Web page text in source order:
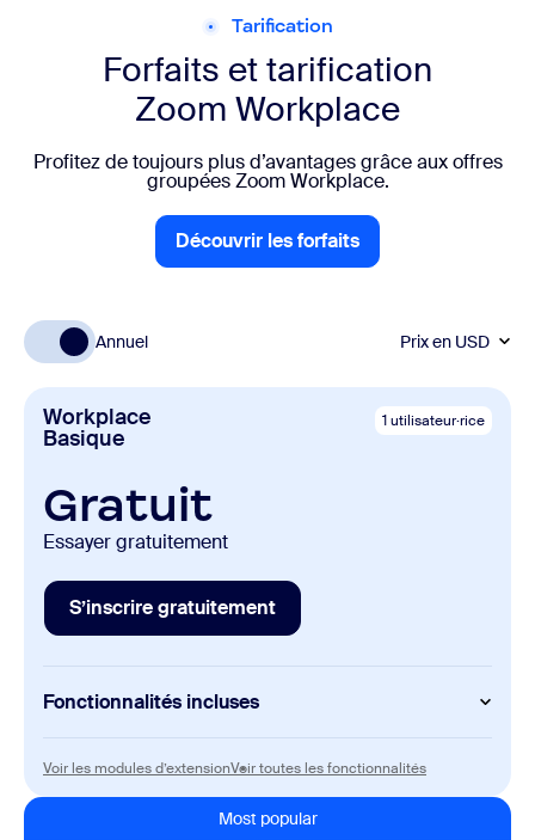
Tarification
Forfaits et tarification
Zoom Workplace
Profitez de toujours plus d’avantages grâce aux offres
groupées Zoom Workplace.
Découvrir les forfaits
Découvrir les forfaits
Annuel Prix en USD
Workplace
Basique
1 utilisateur·rice
Gratuit
Essayer gratuitement
S’inscrire gratuitement
S’inscrire gratuitement
Fonctionnalités incluses
40 minutes maximum par réunion
100 personnes maximum par réunion
Voir les modules d’extensionVoir les modules d’extension
Voir toutes les fonctionnalités
Most popular